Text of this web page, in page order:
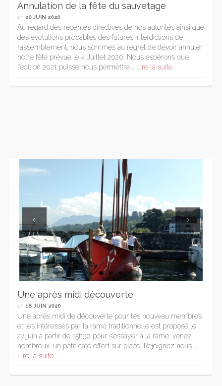
Annulation de la fête du sauvetage
on 20 JUIN 2020
Au regard des récentes directives de nos autorités ainsi que
des évolutions probables des futures interdictions de
rassemblement, nous sommes au regret de devoir annuler
notre fête prévue le 4 Juillet 2020. Nous espérons que
l’édition 2021 puisse nous permettre …
Lire la suite
Previous Next
Une après midi découverte
on 16 JUIN 2020
Une après midi de découverte pour les nouveau membres
et les intéressés par la rame traditionnelle est proposé le
27 juin à partir de 15h30 pour s’essayer à la rame. venez
nombreux. un petit café offert sur place. Rejoignez nous …
Lire la suite